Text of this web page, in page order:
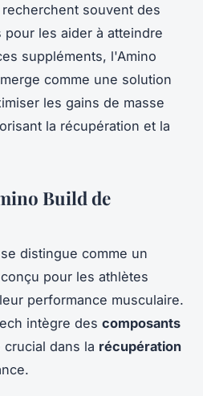
souvent des
les aider à atteindre
suppléments, l'Amino
comme une solution
les gains de masse
la récupération et la
Build de
distingue comme un
pour les athlètes
performance musculaire.
intègre des composants
dans la récupération